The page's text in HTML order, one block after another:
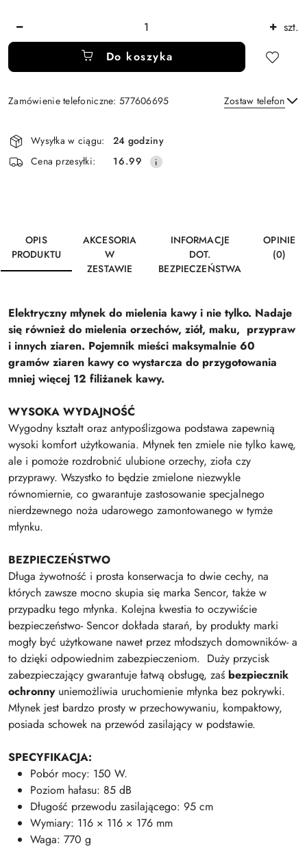
szt.
Do koszyka
Zamówienie telefoniczne: 577606695 Zostaw telefon
Wyślij
i
dostawa
Wysyłka w ciągu:
24 godziny
Cena przesyłki:
16.99
OPIS
PRODUKTU
AKCESORIA
W
ZESTAWIE
INFORMACJE
DOT.
BEZPIECZEŃSTWA
OPINIE
(0)
Elektryczny młynek do mielenia kawy i nie tylko. Nadaje
się również do mielenia orzechów, ziół, maku, przypraw
i innych ziaren. Pojemnik mieści maksymalnie 60
gramów ziaren kawy co wystarcza do przygotowania
mniej więcej 12 filiżanek kawy.
WYSOKA WYDAJNOŚĆ
Wygodny kształt oraz antypoślizgowa podstawa zapewnią
wysoki komfort użytkowania. Młynek ten zmiele nie tylko kawę,
ale i pomoże rozdrobnić ulubione orzechy, zioła czy
przyprawy. Wszystko to będzie zmielone niezwykle
równomiernie, co gwarantuje zastosowanie specjalnego
nierdzewnego noża udarowego zamontowanego w tymże
młynku.
BEZPIECZEŃSTWO
Długa żywotność i prosta konserwacja to dwie cechy, na
których zawsze mocno skupia się marka Sencor, także w
przypadku tego młynka. Kolejna kwestia to oczywiście
bezpieczeństwo- Sencor dokłada starań, by produkty marki
mogły być użytkowane nawet przez młodszych domowników- a
to dzięki odpowiednim zabezpieczeniom. Duży przycisk
zabezpieczający gwarantuje łatwą obsługę, zaś bezpiecznik
ochronnyuniemożliwia uruchomienie młynka bez pokrywki.
Młynek jest bardzo prosty w przechowywaniu, kompaktowy,
posiada schowek na przewód zasilający w podstawie.
SPECYFIKACJA:
Pobór mocy: 150 W.
Poziom hałasu: 85 dB
Długość przewodu zasilającego: 95 cm
Wymiary: 116 × 116 × 176 mm
Waga: 770 g